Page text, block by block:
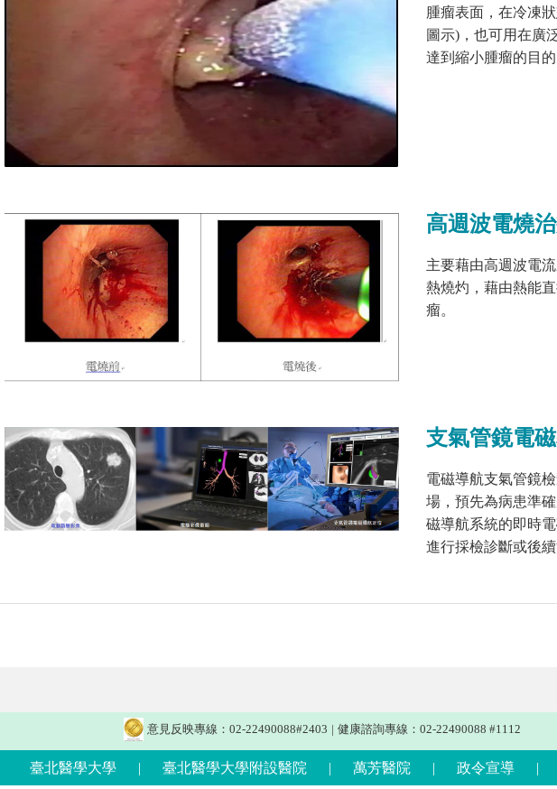
腫瘤表面，在冷凍
圖示)，也可用在廣
達到縮小腫瘤的目的
高週波電燒
主要藉由高週波電
熱燒灼，藉由熱能
瘤。
支氣管鏡電
電磁導航支氣管鏡
場，預先為病患準
磁導航系統的即時
進行採檢診斷或後續
意見反映專線：02-22490088#2403 | 健康諮詢專線：02-22490088 #1112
臺北醫學大學 | 臺北醫學大學附設醫院 | 萬芳醫院 | 政令宣導 |